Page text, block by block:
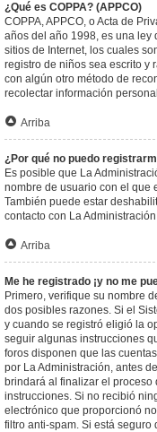
¿Qué es COPPA? (APPCO)
COPPA, APPCO, o Acta de
años del año 1998, es una ley
sitios de Internet, los cuales
registro de niños sea escrito y
con algún otro método de
recolectar información
Arriba
¿Por qué no puedo
Es posible que La
nombre de usuario con el que
También puede estar
contacto con La
Arriba
Me he registrado ¡y no me
Primero, verifique su nombre
dos posibles razones. Si el
y cuando se registró eligió la
seguir algunas instrucciones
foros disponen que las
por La Administración, antes
brindará al finalizar el
instrucciones. Si no recibió
electrónico que proporcionó
filtro anti-spam. Si está